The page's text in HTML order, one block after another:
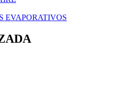
EVAPORATIVOS